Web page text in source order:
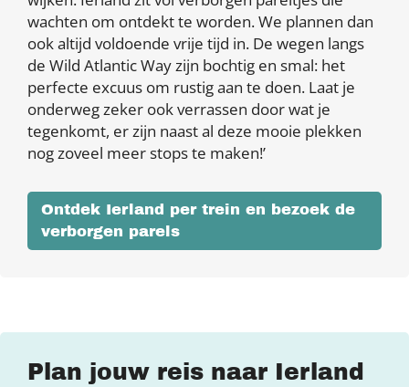
wachten om ontdekt te worden. We plannen dan
ook altijd voldoende vrije tijd in. De wegen langs
de Wild Atlantic Way zijn bochtig en smal: het
perfecte excuus om rustig aan te doen. Laat je
onderweg zeker ook verrassen door wat je
tegenkomt, er zijn naast al deze mooie plekken
nog zoveel meer stops te maken!’
Ontdek Ierland per trein en bezoek de
verborgen parels
Plan jouw reis naar Ierland